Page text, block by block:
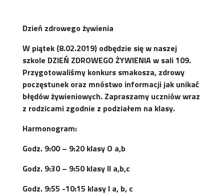
Dzień zdrowego żywienia
W piątek (8.02.2019) odbędzie się w naszej
szkole DZIEŃ ZDROWEGO ŻYWIENIA w sali 109.
Przygotowaliśmy konkurs smakosza, zdrowy
poczęstunek oraz mnóstwo informacji jak unikać
błędów żywieniowych. Zapraszamy uczniów wraz
z rodzicami zgodnie z podziałem na klasy.
Harmonogram:
Godz. 9:00 – 9:20 klasy O a,b
Godz. 9:30 – 9:50 klasy II a,b,c
Godz. 9:55 -10:15 klasy I a, b, c